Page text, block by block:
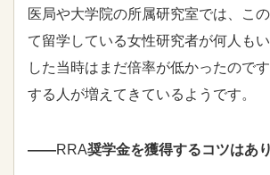
医局や大学院の所属研究室では、こ
て留学している女性研究者が何人も
した当時はまだ倍率が低かったので
する人が増えてきているようです。
――RRA奨学金を獲得するコツはあ